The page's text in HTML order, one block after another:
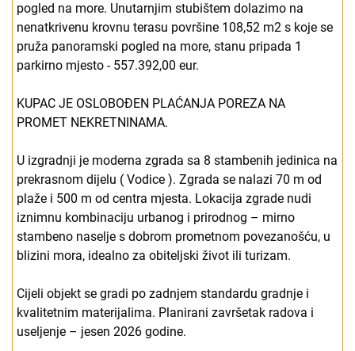
pogled na more. Unutarnjim stubištem dolazimo na
nenatkrivenu krovnu terasu površine 108,52 m2 s koje se
pruža panoramski pogled na more, stanu pripada 1
parkirno mjesto - 557.392,00 eur.
KUPAC JE OSLOBOĐEN PLAĆANJA POREZA NA
PROMET NEKRETNINAMA.
U izgradnji je moderna zgrada sa 8 stambenih jedinica na
prekrasnom dijelu ( Vodice ). Zgrada se nalazi 70 m od
plaže i 500 m od centra mjesta. Lokacija zgrade nudi
iznimnu kombinaciju urbanog i prirodnog – mirno
stambeno naselje s dobrom prometnom povezanošću, u
blizini mora, idealno za obiteljski život ili turizam.
Cijeli objekt se gradi po zadnjem standardu gradnje i
kvalitetnim materijalima. Planirani završetak radova i
useljenje – jesen 2026 godine.